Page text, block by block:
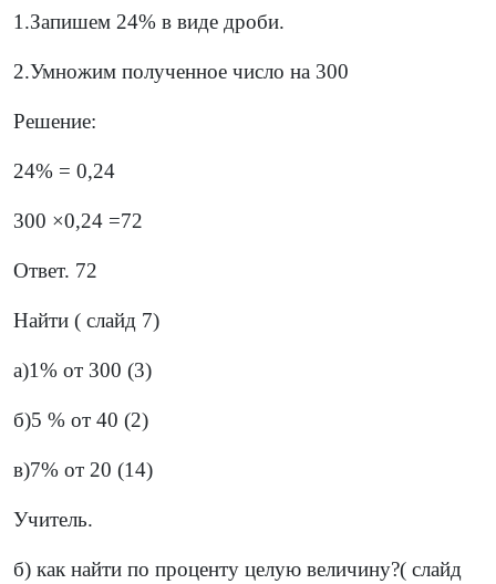
1.Запишем 24% в виде дроби.
2.Умножим полученное число на 300
Решение:
24% = 0,24
300 ×0,24 =72
Ответ. 72
Найти ( слайд 7)
а)1% от 300 (3)
б)5 % от 40 (2)
в)7% от 20 (14)
Учитель.
б) как найти по проценту целую величину?( слайд